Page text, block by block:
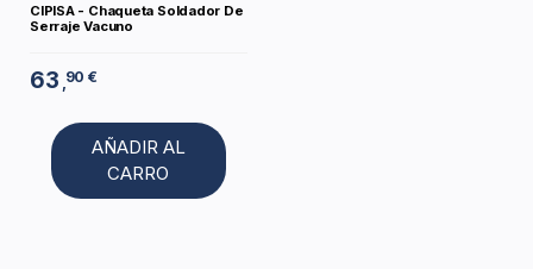
CIPISA - Chaqueta Soldador De
Serraje Vacuno
63 90 €
AÑADIR AL
CARRO